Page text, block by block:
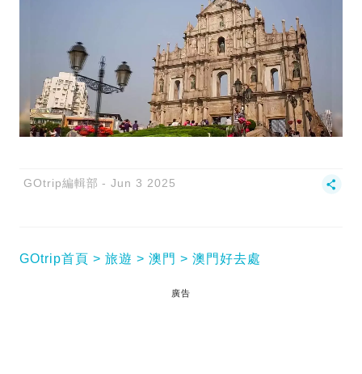
GOtrip編輯部 Jun 3 2025
GOtrip首頁 旅遊 澳門 澳門好去處
廣告